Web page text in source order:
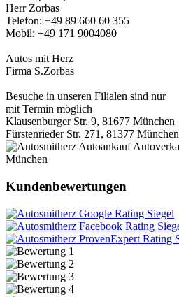
Herr Zorbas
Telefon: +49 89 660 60 355
Mobil: +49 171 9004080
Autos mit Herz
Firma S.Zorbas
Besuche in unseren Filialen sind nur
mit Termin möglich
Klausenburger Str. 9, 81677 München
Fürstenrieder Str. 271, 81377 München
Kundenbewertungen